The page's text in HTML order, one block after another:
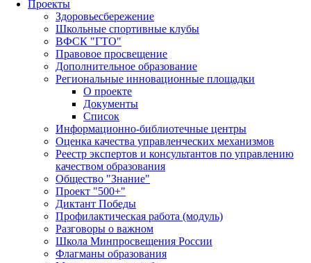
Проекты
Здоровьесбережение
Школьные спортивные клубы
ВФСК "ГТО"
Правовое просвещение
Дополнительное образование
Региональные инновационные площадки
О проекте
Документы
Список
Информационно-библиотечные центры
Оценка качества управленческих механизмов
Реестр экспертов и консультантов по управлению
качеством образования
Общество "Знание"
Проект "500+"
Диктант Победы
Профилактическая работа (модуль)
Разговоры о важном
Школа Минпросвещения России
Флагманы образования